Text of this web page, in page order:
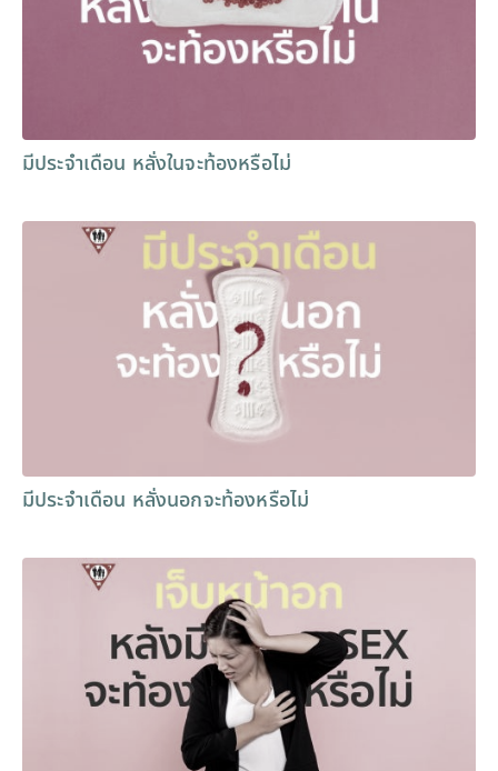
มีประจำเดือน หลั่งในจะท้องหรือไม่
มีประจำเดือน หลั่งนอกจะท้องหรือไม่